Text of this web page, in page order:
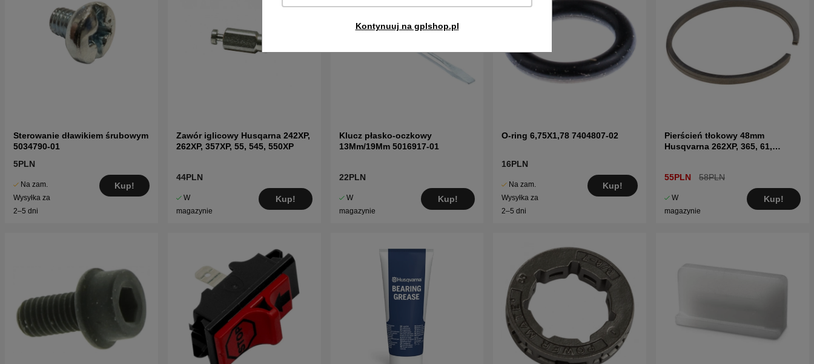
Kontynuuj na gplshop.pl
Sterowanie dławikiem śrubowym
5034790-01
5PLN
Na zam.
Wysyłka za
2–5 dni
Kup!
Zawór iglicowy Husqarna 242XP,
262XP, 357XP, 55, 545, 550XP
44PLN
W
magazynie
Kup!
Klucz płasko-oczkowy
13Mm/19Mm 5016917-01
22PLN
W
magazynie
Kup!
O-ring 6,75X1,78 7404807-02
16PLN
Na zam.
Wysyłka za
2–5 dni
Kup!
Pierścień tłokowy 48mm
Husqvarna 262XP, 365, 61,
55PLN 58PLN
W
magazynie
Kup!